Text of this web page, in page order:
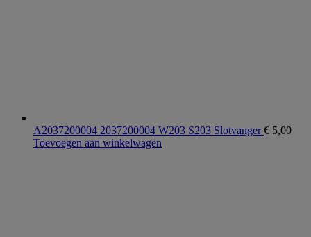
A2037200004 2037200004 W203 S203 Slotvanger€ 5,00
Toevoegen aan winkelwagen